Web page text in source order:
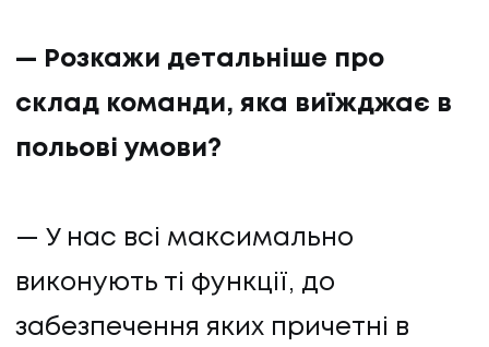
— Розкажи детальніше про
склад команди, яка виїжджає в
польові умови?
— У нас всі максимально
виконують ті функції, до
забезпечення яких причетні в